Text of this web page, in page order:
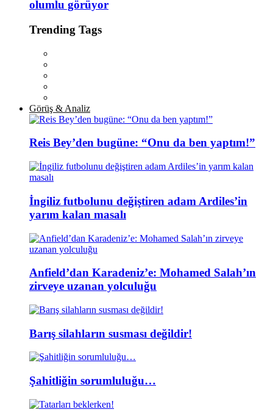
olumlu görüyor
Trending Tags
Görüş & Analiz
Reis Bey’den bugüne: “Onu da ben yaptım!”
İngiliz futbolunu değiştiren adam Ardiles’in
yarım kalan masalı
Anfield’dan Karadeniz’e: Mohamed Salah’ın
zirveye uzanan yolculuğu
Barış silahların susması değildir!
Şahitliğin sorumluluğu…